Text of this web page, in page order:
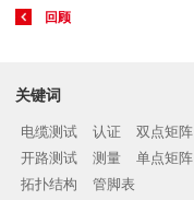
回顾
关键词
电缆测试 认证 双点矩阵
开路测试
测量 单点矩阵
拓扑结构
管脚表